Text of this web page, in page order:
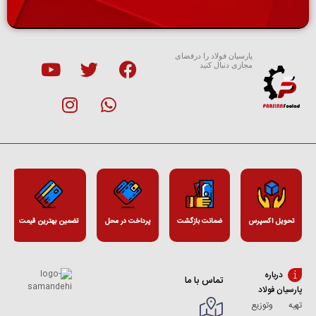
پارسیان فولاد را درفضای
مجازی دنبال کنید
تحویل اکسپرس ضمانت بازگشت پرداخت در محل تضمین بهترین قیمت
درباره
پارسیان فولاد
تهیه وتوزیع
تماس با ما